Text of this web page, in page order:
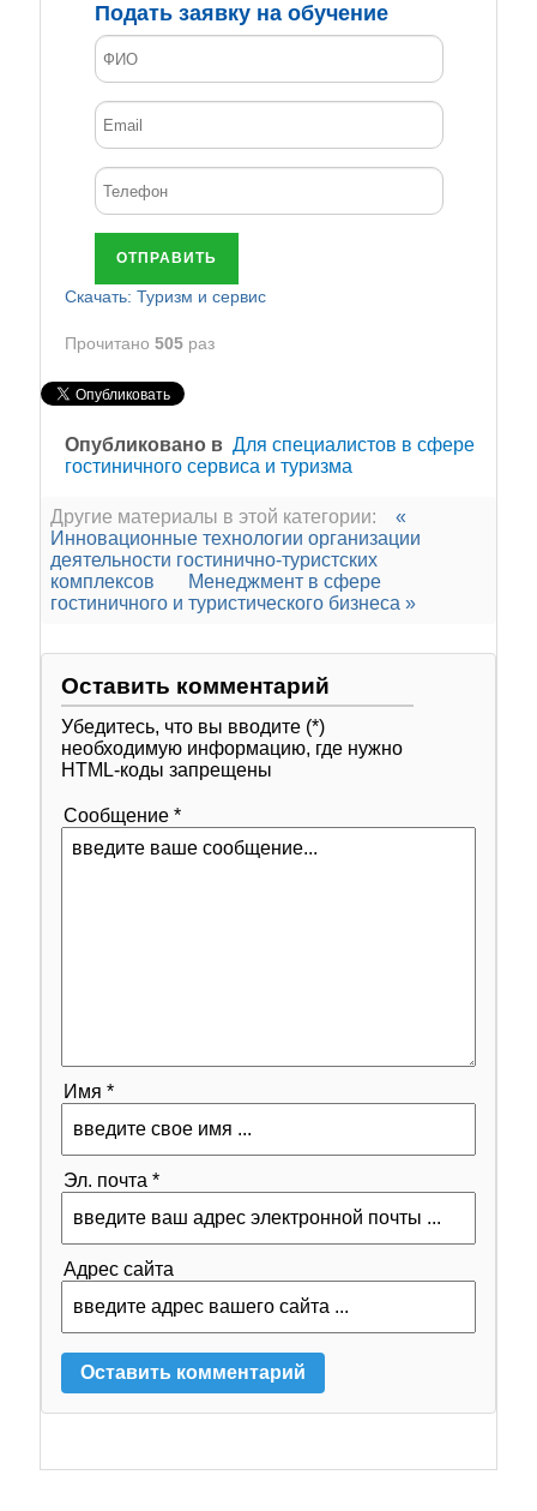
Подать заявку на обучение
ОТПРАВИТЬ
Скачать: Туризм и сервис
Прочитано 505раз
Опубликовано в Для специалистов в сфере
гостиничного сервиса и туризма
Другие материалы в этой категории:
«
Инновационные технологии организации
деятельности гостинично-туристских
комплексов
Менеджмент в сфере
гостиничного и туристического бизнеса »
Оставить комментарий
Убедитесь, что вы вводите (*)
необходимую информацию, где нужно
HTML-коды запрещены
Сообщение *
Имя *
Эл. почта *
Адрес сайта